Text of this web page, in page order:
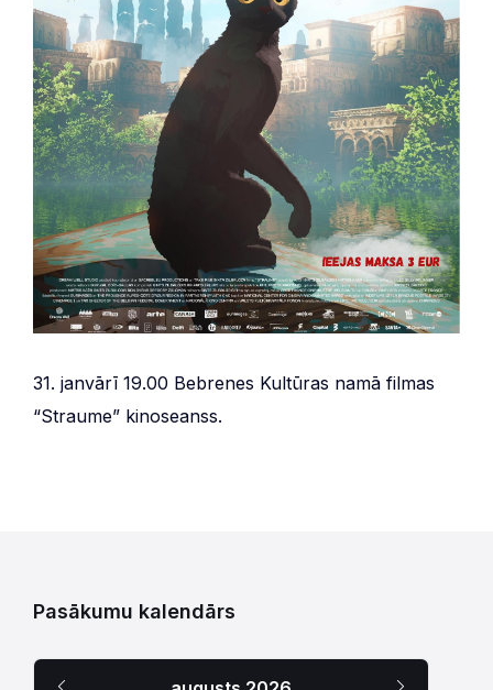
31. janvārī 19.00 Bebrenes Kultūras namā filmas
“Straume” kinoseanss.
Pasākumu kalendārs